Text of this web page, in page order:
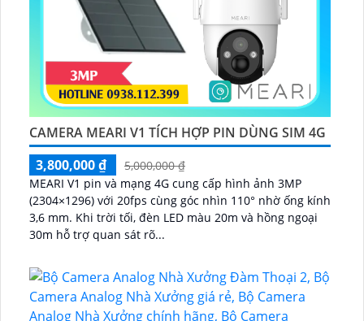
CAMERA MEARI V1 TÍCH HỢP PIN DÙNG SIM 4G
3,800,000 ₫
5,000,000 ₫
MEARI V1 pin và mạng 4G cung cấp hình ảnh 3MP
(2304×1296) với 20fps cùng góc nhìn 110° nhờ ống kính
3,6 mm. Khi trời tối, đèn LED màu 20m và hồng ngoại
30m hỗ trợ quan sát rõ...